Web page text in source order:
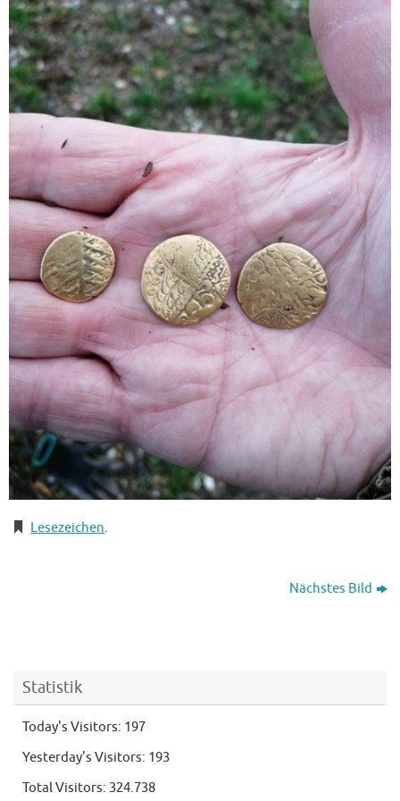
Lesezeichen.
Nächstes Bild
Statistik
Today's Visitors: 197
Yesterday's Visitors: 193
Total Visitors: 324.738